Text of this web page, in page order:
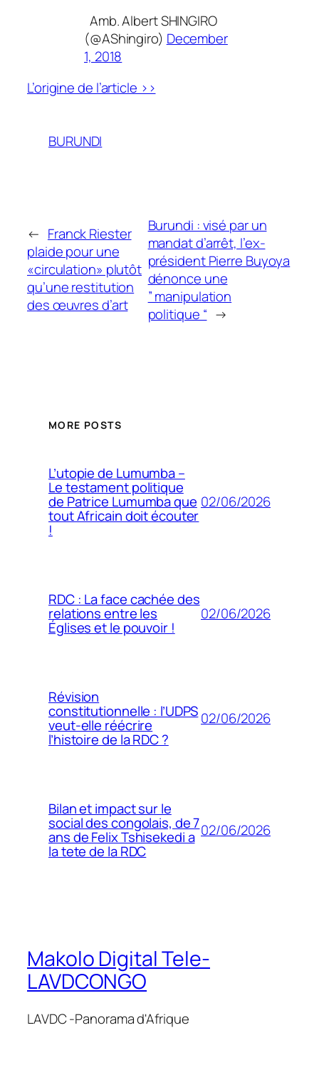
Amb. Albert SHINGIRO
(@AShingiro) December
1, 2018
L’origine de l’article >>
BURUNDI
← Franck Riester
plaide pour une
«circulation» plutôt
qu’une restitution
des œuvres d’art
Burundi : visé par un
mandat d’arrêt, l’ex-
président Pierre Buyoya
dénonce une
” manipulation
politique “ →
MORE POSTS
L’utopie de Lumumba –
Le testament politique
de Patrice Lumumba que
tout Africain doit écouter
!
02/06/2026
RDC : La face cachée des
relations entre les
Églises et le pouvoir !
02/06/2026
Révision
constitutionnelle : l’UDPS
veut-elle réécrire
l’histoire de la RDC ?
02/06/2026
Bilan et impact sur le
social des congolais, de 7
ans de Felix Tshisekedi a
la tete de la RDC
02/06/2026
Makolo Digital Tele-
LAVDCONGO
LAVDC -Panorama d'Afrique